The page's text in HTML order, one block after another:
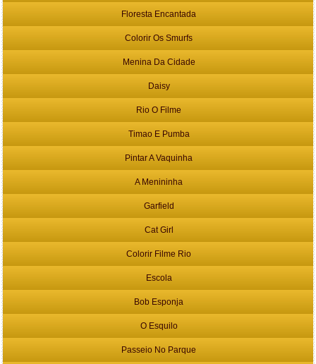
Floresta Encantada
Colorir Os Smurfs
Menina Da Cidade
Daisy
Rio O Filme
Timao E Pumba
Pintar A Vaquinha
A Menininha
Garfield
Cat Girl
Colorir Filme Rio
Escola
Bob Esponja
O Esquilo
Passeio No Parque